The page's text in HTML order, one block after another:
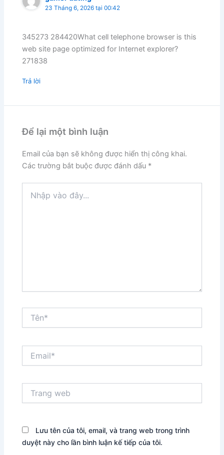
23 Tháng 6, 2026 tại 00:42
345273 284420What cell telephone browser is this
web site page optimized for Internet explorer?
271838
Trả lời
Để lại một bình luận
Email của bạn sẽ không được hiển thị công khai.
Các trường bắt buộc được đánh dấu *
vào
web
Lưu tên của tôi, email, và trang web trong trình
duyệt này cho lần bình luận kế tiếp của tôi.